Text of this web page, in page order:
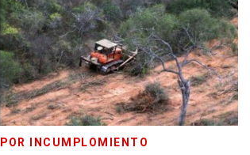
POR INCUMPLOMIENTO